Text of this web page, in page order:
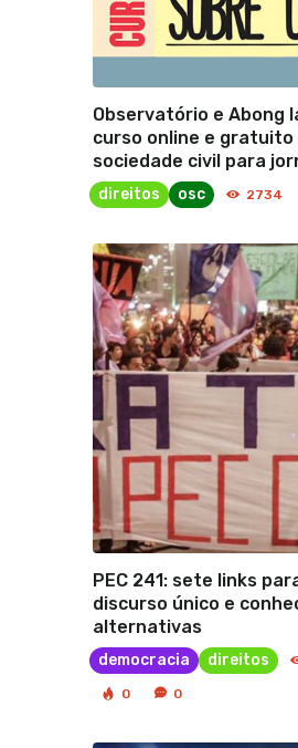
Observatório e Abong
curso online e gratuito
sociedade civil para
direitos osc 2734
PEC 241: sete links
discurso único e
alternativas
democracia direitos
0 0